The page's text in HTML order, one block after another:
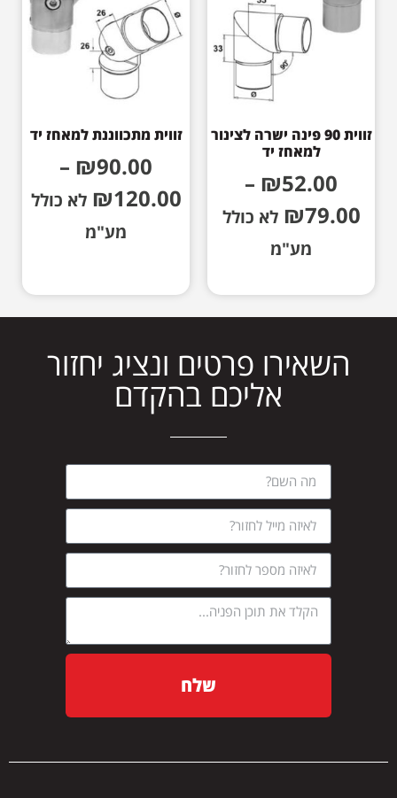
זווית 90 פינה ישרה לצינור
למאחז יד
₪52.00
–
₪79.00
לא כולל
מע"מ
זווית מתכווננת למאחז יד
₪90.00
–
₪120.00
לא כולל
מע"מ
השאירו פרטים ונציג יחזור
אליכם בהקדם
שלח